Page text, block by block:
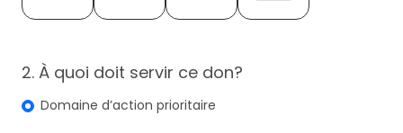
2. À quoi doit servir ce don?
Domaine d’action prioritaire